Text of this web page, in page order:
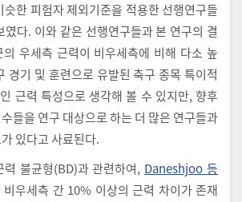
슷한 피험자 제외기준을 적용한 선행연구들
였다. 이와 같은 선행연구들과 본 연구의 결
우세측 근력이 비우세측에 비해 다소 높
경기 및 훈련으로 유발된 축구 종목 특이적
근력 특성으로 생각해 볼 수 있지만, 향후
들을 연구 대상으로 하는 더 많은 연구들과
있다고 사료된다.
불균형(BD)과 관련하여, Daneshjoo 등
우세측 간 10% 이상의 근력 차이가 존재